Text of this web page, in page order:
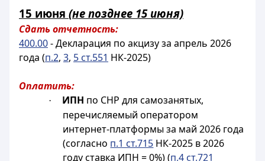
15 июня (не позднее 15 июня)
Сдать отчетность:
400.00- Декларация по акцизу за апрель 2026
года (п.2, 3, 5 ст.551 НК-2025)
Оплатить:
· ИПН по СНР для самозанятых,
перечисляемый оператором
интернет-платформы за май 2026 года
(согласно п.1 ст.715 НК-2025 в 2026
году ставка ИПН = 0%) (п.4 ст.721